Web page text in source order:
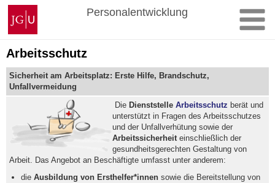
Zum
Inhalt
springen
Johannes
Gutenberg-
Universität
Mainz
Personalentwicklung
Arbeitsschutz
Sicherheit am Arbeitsplatz: Erste Hilfe, Brandschutz,
Unfallvermeidung
Die DienststelleArbeitsschutz berät und
unterstützt in Fragen des Arbeitsschutzes
und der Unfallverhütung sowie der
Arbeitssicherheiteinschließlich der
gesundheitsgerechten Gestaltung von
Arbeit. Das Angebot an Beschäftigte umfasst unter anderem:
dieAusbildung von Ersthelfer*innen sowie die Bereitstellung von